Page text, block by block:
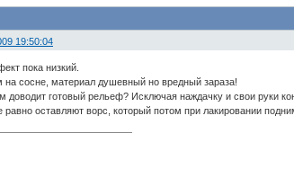
19:50:04
пока низкий.
на сосне, материал душевный но вредный зараза!
доводит готовый рельеф? Исключая наждачку и свои руки
оставляют ворс, который потом при лакировании